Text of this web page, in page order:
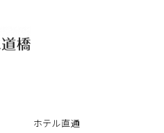
ホテル直通